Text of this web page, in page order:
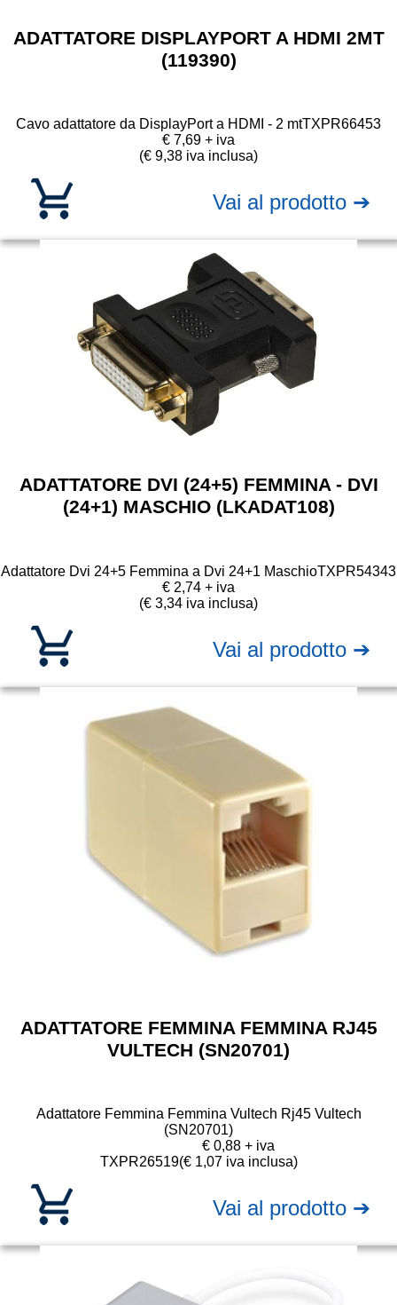
ADATTATORE DISPLAYPORT A HDMI 2MT
(119390)
Cavo adattatore da DisplayPort a HDMI - 2 mtTXPR66453
€ 7,69 + iva
(€ 9,38 iva inclusa)
Vai al prodotto ➔
ADATTATORE DVI (24+5) FEMMINA - DVI
(24+1) MASCHIO (LKADAT108)
Adattatore Dvi 24+5 Femmina a Dvi 24+1 MaschioTXPR54343
€ 2,74 + iva
(€ 3,34 iva inclusa)
Vai al prodotto ➔
ADATTATORE FEMMINA FEMMINA RJ45
VULTECH (SN20701)
Adattatore Femmina Femmina Vultech Rj45 Vultech
(SN20701)
TXPR26519
€ 0,88 + iva
(€ 1,07 iva inclusa)
Vai al prodotto ➔